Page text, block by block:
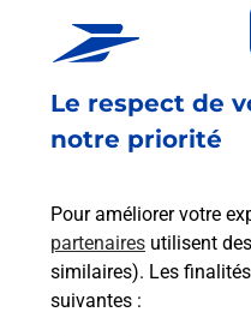
Le respect de
notre priorité
Pour améliorer votre
partenaires utilisent
similaires). Les
suivantes :
Acheter un
Vous recherchez un
de chez vous ?
En savoir plus
En savoir plus